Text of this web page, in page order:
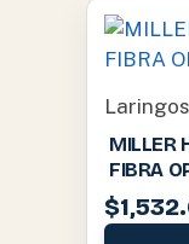
MILLER
FIBRA
$